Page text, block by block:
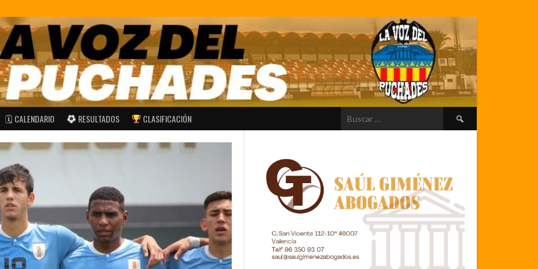
🗓 CALENDARIO RESULTADOS CLASIFICACIÓN Buscar: